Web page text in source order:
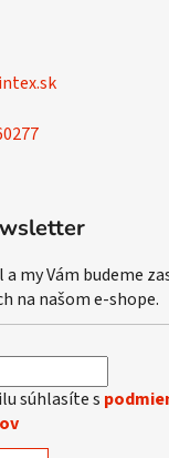
my Vám budeme
na našom e-shope.
súhlasíte s